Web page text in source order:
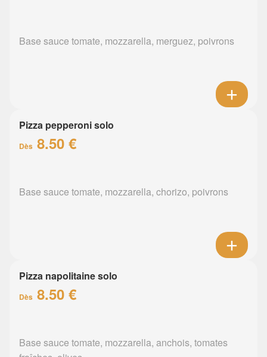
Base sauce tomate, mozzarella, merguez, poivrons
Pizza pepperoni solo
Dès 8.50 €
Base sauce tomate, mozzarella, chorizo, poivrons
Pizza napolitaine solo
Dès 8.50 €
Base sauce tomate, mozzarella, anchois, tomates